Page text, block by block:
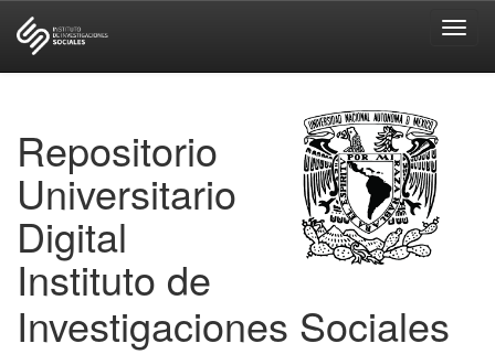
Repositorio
Universitario
Digital
Instituto de
Investigaciones Sociales